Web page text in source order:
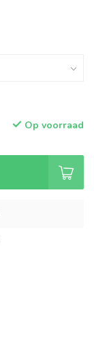
Op voorraad